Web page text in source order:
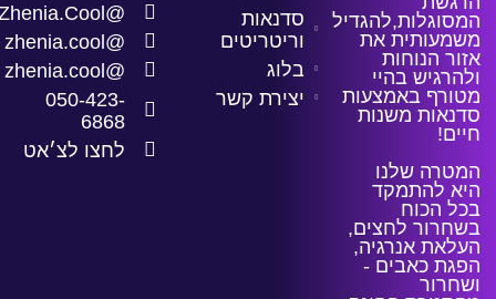
את
הנוחות
בהיי
באמצעות
משנות
שלנו
להתמקד
הכוח
לחצים,
אנרגיה,
כאבים -
סדנאות
וריטריטים
בלוג
יצירת קשר
@Zhenia.Cool
@zhenia.cool
@zhenia.cool
050-423-
6868
לחצו לצ׳אט